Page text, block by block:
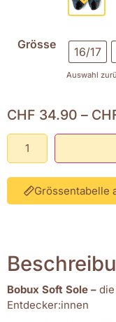
Grösse
16/17
Auswahl
CHF 34.90 –
Grössentabelle
Bobux Soft Sole –
Entdecker:innen